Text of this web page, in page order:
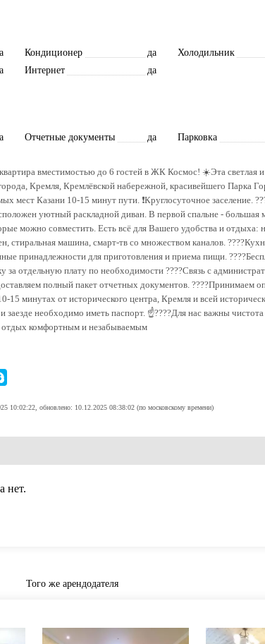
Кондиционер да Холодильник
Интернет да
Отчетные документы да Парковка
вместимостью до 6 гостей в ЖК Космос! ☀️Эта светлая
Кремля, Кремлёвской набережной, красивейшего Парка
мест Казани 10-15 минут пути. ❗Круглосуточное заселение.
уютный раскладной диван. В первой спальне - большая
можно совместить. Есть всё для Вашего удобства и отдыха:
стиральная машина, смарт-тв со множеством каналов.
принадлежности для приготовления и приема пищи.
за отдельную плату по необходимости ????Связь с
полный пакет отчетных документов. ????Принимаем
15 минутах от исторического центра, Кремля и всей
заезде необходимо иметь паспорт. ☝????Для нас важны
комфортным и незабываемым
10:02:22, обновлено: 10.12.2025 08:38:02 (по московскому времени)
нет.
Того же арендодателя